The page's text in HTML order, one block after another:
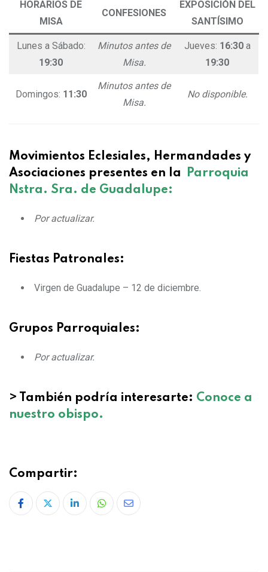
HORARIOS DE
MISA
CONFESIONES
EXPOSICIÓN DEL
SANTÍSIMO
Lunes a Sábado:
19:30
Minutos antes de
Misa.
Jueves: 16:30 a
19:30
Domingos: 11:30
Minutos antes de
Misa.
No disponible.
Movimientos Eclesiales, Hermandades y
Asociaciones presentes en la
Parroquia
Nstra. Sra. de Guadalupe:
Por actualizar.
Fiestas Patronales:
Virgen de Guadalupe – 12 de diciembre.
Grupos Parroquiales:
Por actualizar.
> También podría interesarte: Conoce a
nuestro obispo.
Compartir: